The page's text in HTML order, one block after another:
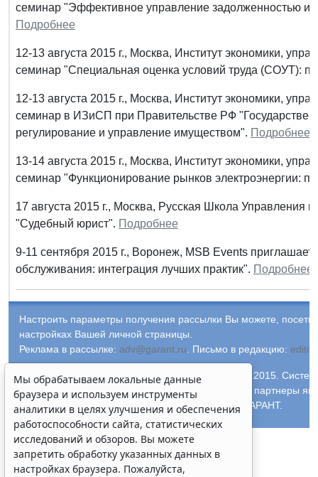
семинар "Эффективное управление задолженностью
Подробнее
12-13 августа 2015 г., Москва, Институт экономики,
семинар "Специальная оценка условий труда (СОУТ):
12-13 августа 2015 г., Москва, Институт экономики,
семинар в ИЗиСП при Правительстве РФ
регулирование и управление имуществом". Подробнее
13-14 августа 2015 г., Москва, Институт экономики,
семинар "Функционирование рынков электроэнергии:
17 августа 2015 г., Москва, Русская Школа Управления
"Судебный юрист". Подробнее
9-11 сентября 2015 г., Воронеж, MSB Events
обслуживания: интеграция лучших практик". Подробнее
Настроить параметры получения рассылки Вы можете,
настройках Вашей личной страницы.
Реклама в рассылке: adv@garant.ru Письмо в редакцию:
© ООО "НПП "ГАРАНТ-СЕРВИС-УНИВЕРСИТЕТ", 2015.
выпускается с 1990 года. Компания "Гарант" и ее партнеры
Российской ассоциации правовой информации ГАРАНТ.
Мы обрабатываем локальные данные
браузера и используем инструменты
аналитики в целях улучшения и обеспечения
работоспособности сайта, статистических
исследований и обзоров. Вы можете
запретить обработку указанных данных в
настройках браузера. Пожалуйста,